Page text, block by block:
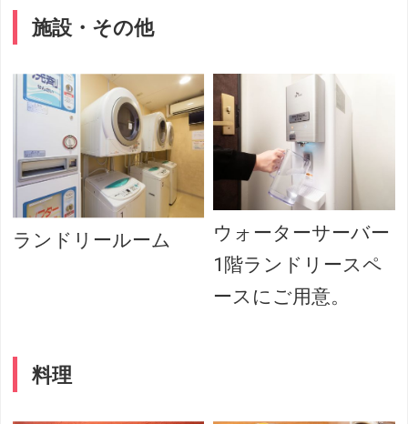
施設・その他
ランドリールーム
ウォーターサーバー
1階ランドリースペ
ースにご用意。
料理